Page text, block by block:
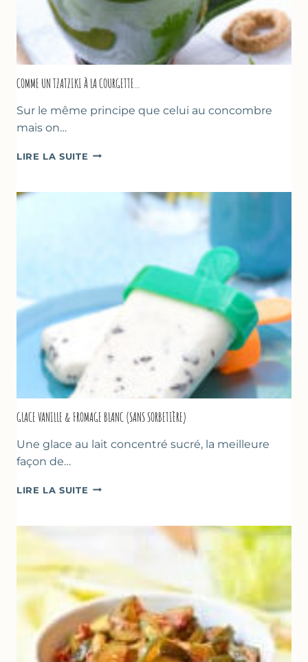
COMME UN TZATZIKI À LA COURGETTE…
Sur le même principe que celui au concombre
mais on…
LIRE LA SUITE COMME
À
COURGETTE…
GLACE VANILLE & FROMAGE BLANC (SANS SORBETIÈRE)
Une glace au lait concentré sucré, la meilleure
façon de…
LIRE LA SUITE GLACE